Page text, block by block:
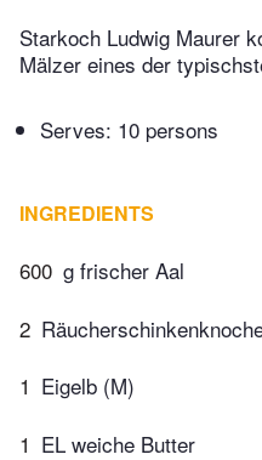
Starkoch Ludwig Maurer
Mälzer eines der
Serves: 10 persons
INGREDIENTS
600 g frischer Aal
2
1 Eigelb (M)
1 EL weiche Butter